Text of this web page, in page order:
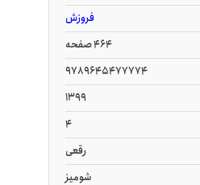
فروزش
464 صفحه
9789645477774
1399
4
رقعی
شومیز